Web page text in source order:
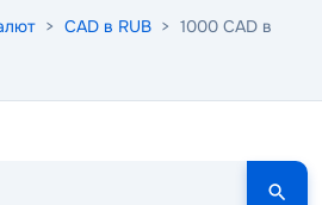
> CAD в RUB > 1000 CAD в